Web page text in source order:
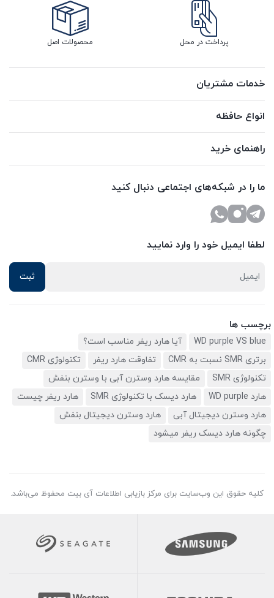
پرداخت در محل محصولات اصل
خدمات مشتریان
انواع حافظه
راهنمای خرید
ما را در شبکه‌های اجتماعی دنبال کنید
لطفا ایمیل خود را وارد نمایید
برچسب ها
WD purple VS blue
آیا هارد ریفر مناسب است؟
برتری SMR نسبت به CMR
تفاوقت هارد ریفر
تکنولوژی CMR
تکنولوژی SMR
مقایسه هارد وسترن آبی با وسترن بنفش
هارد WD purple
هارد دیسک با تکنولوژی SMR
هارد ریفر چیست
هارد وسترن دیجیتال آبی
هارد وسترن دیجیتال بنفش
چگونه هارد دیسک ریفر میشود
کلیه حقوق این وب‌سایت برای مرکز بازیابی اطلاعات آی بیت محفوظ می‌باشد.